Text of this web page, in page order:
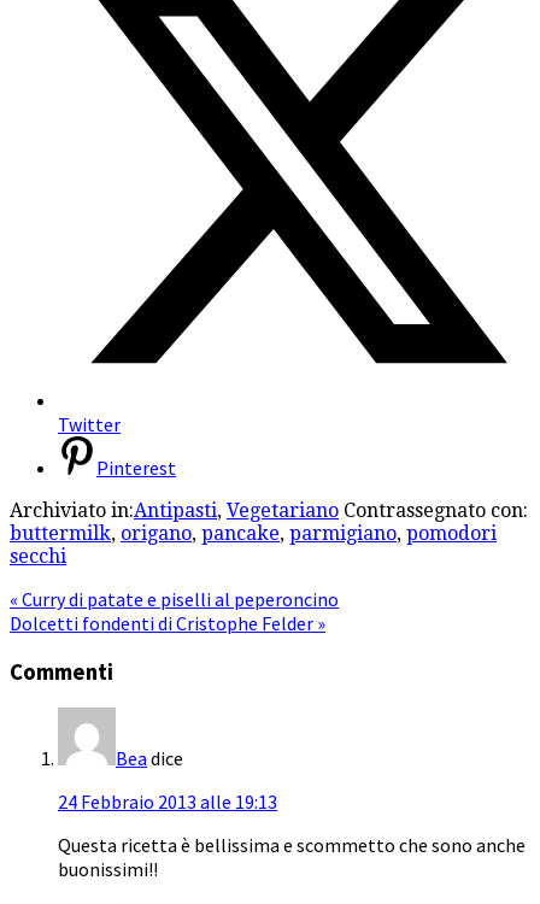
Twitter
Pinterest
Archiviato in:Antipasti, Vegetariano Contrassegnato con:
buttermilk, origano, pancake, parmigiano, pomodori
secchi
« Curry di patate e piselli al peperoncino
Dolcetti fondenti di Cristophe Felder »
Commenti
Bea dice
24 Febbraio 2013 alle 19:13
Questa ricetta è bellissima e scommetto che sono anche
buonissimi!!